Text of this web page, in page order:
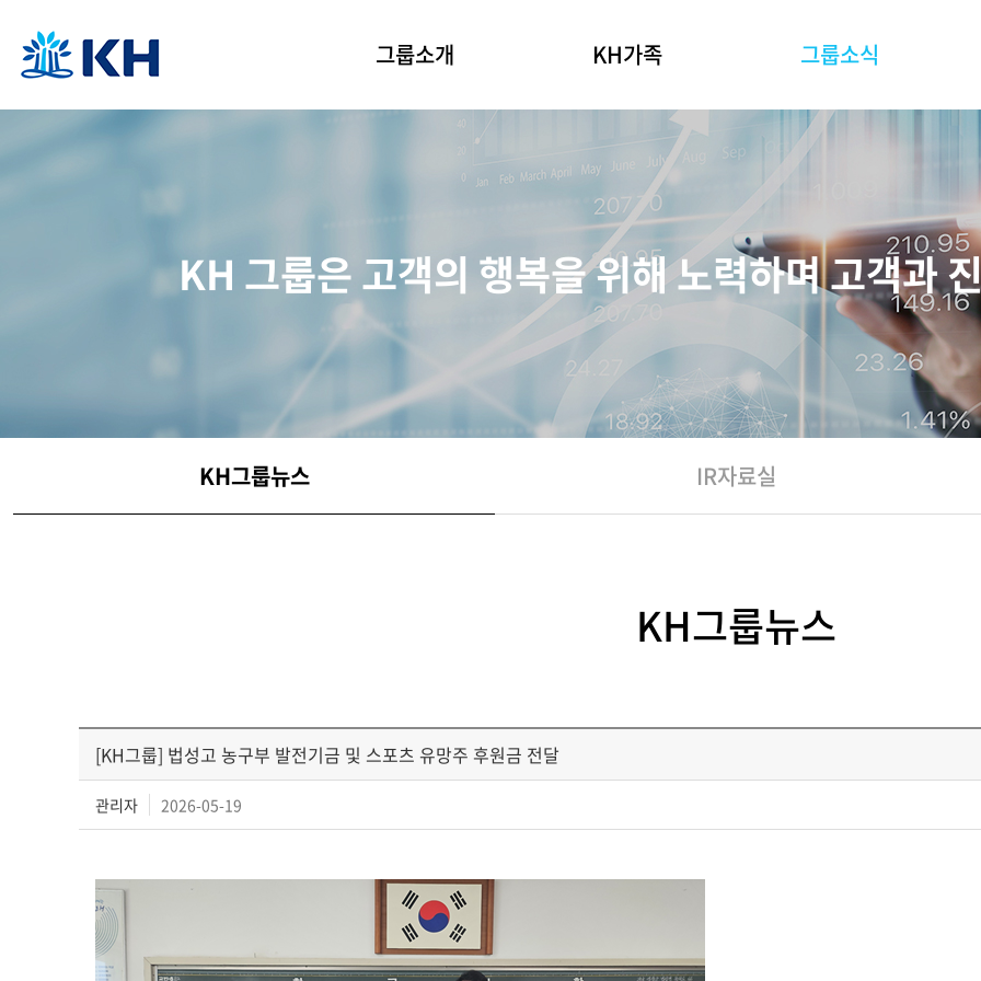
그룹소개
KH그룹 소개
CI 소개
KH 그룹 연수원
KH가족 그룹소식
KH그룹뉴스
KH 그룹은 고객의 행복을 위해 노력하며 고객과
KH그룹뉴스 IR자료실
KH그룹뉴스
[KH그룹] 법성고 농구부 발전기금 및 스포츠 유망주 후원금 전달
관리자 2026-05-19